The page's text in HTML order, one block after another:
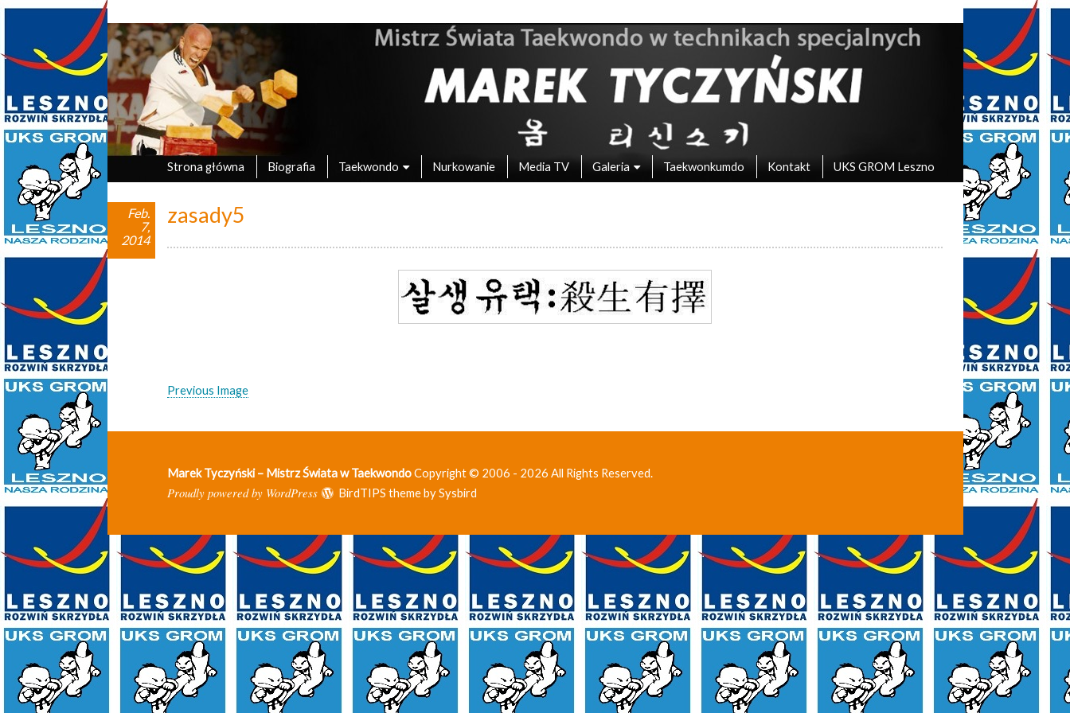
Marek Tyczyński – Mistrz Świata w Taekwondo
oficjalna strona UKS Grom Leszno
Strona główna Biografia Taekwondo Nurkowanie Media TV Galeria Taekwonkumdo Kontakt UKS GROM Leszno
zasady5
Feb.
7,
2014
Previous Image
Marek Tyczyński – Mistrz Świata w TaekwondoCopyright © 2006 - 2026 All Rights Reserved.
Proudly powered by WordPress BirdTIPS theme bySysbird